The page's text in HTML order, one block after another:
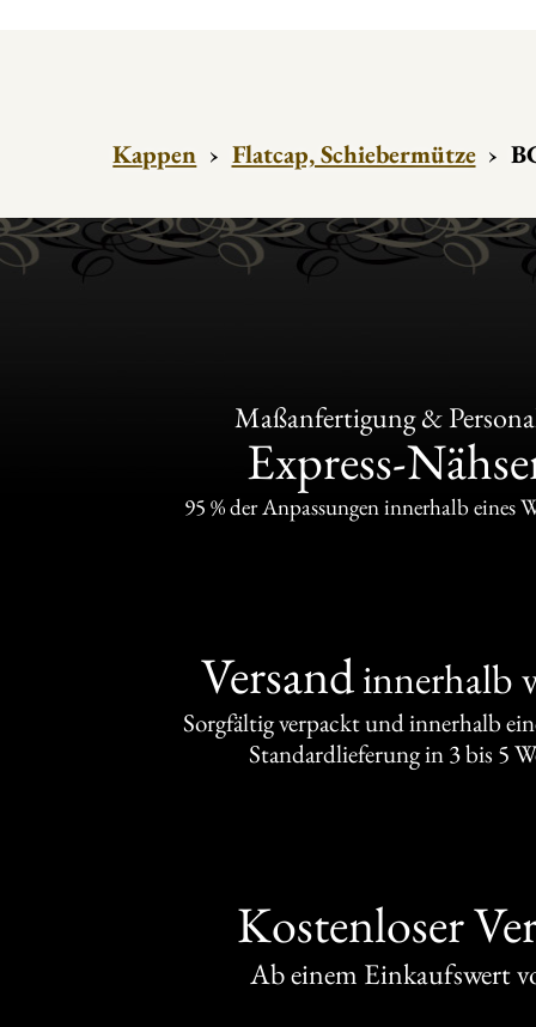
Kappen › Flatcap, Schiebermütze ›
Maßanfertigung &
Express-
95 % der Anpassungen innerhalb eines
Versandinnerhalb
Sorgfältig verpackt und innerhalb
Standardlieferung in 3 bis 5
Kostenloser
Ab einem Einkaufswert